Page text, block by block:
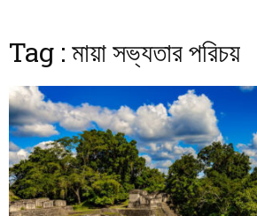
Tag : মায়া সভ্যতার পরিচয়